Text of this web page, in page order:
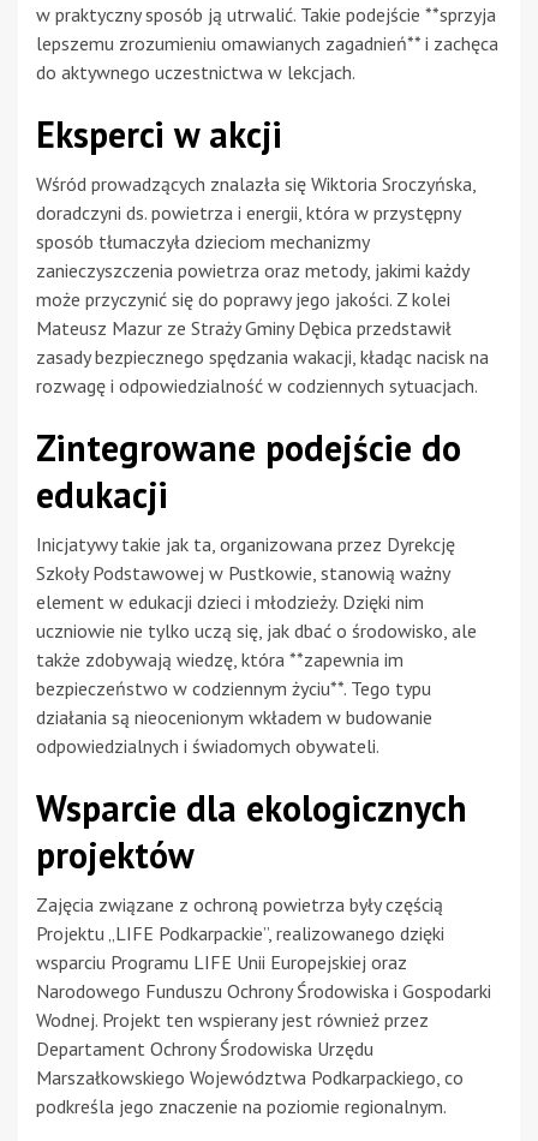
w praktyczny sposób ją utrwalić. Takie podejście **sprzyja
lepszemu zrozumieniu omawianych zagadnień** i zachęca
do aktywnego uczestnictwa w lekcjach.
Eksperci w akcji
Wśród prowadzących znalazła się Wiktoria Sroczyńska,
doradczyni ds. powietrza i energii, która w przystępny
sposób tłumaczyła dzieciom mechanizmy
zanieczyszczenia powietrza oraz metody, jakimi każdy
może przyczynić się do poprawy jego jakości. Z kolei
Mateusz Mazur ze Straży Gminy Dębica przedstawił
zasady bezpiecznego spędzania wakacji, kładąc nacisk na
rozwagę i odpowiedzialność w codziennych sytuacjach.
Zintegrowane podejście do
edukacji
Inicjatywy takie jak ta, organizowana przez Dyrekcję
Szkoły Podstawowej w Pustkowie, stanowią ważny
element w edukacji dzieci i młodzieży. Dzięki nim
uczniowie nie tylko uczą się, jak dbać o środowisko, ale
także zdobywają wiedzę, która **zapewnia im
bezpieczeństwo w codziennym życiu**. Tego typu
działania są nieocenionym wkładem w budowanie
odpowiedzialnych i świadomych obywateli.
Wsparcie dla ekologicznych
projektów
Zajęcia związane z ochroną powietrza były częścią
Projektu „LIFE Podkarpackie”, realizowanego dzięki
wsparciu Programu LIFE Unii Europejskiej oraz
Narodowego Funduszu Ochrony Środowiska i Gospodarki
Wodnej. Projekt ten wspierany jest również przez
Departament Ochrony Środowiska Urzędu
Marszałkowskiego Województwa Podkarpackiego, co
podkreśla jego znaczenie na poziomie regionalnym.